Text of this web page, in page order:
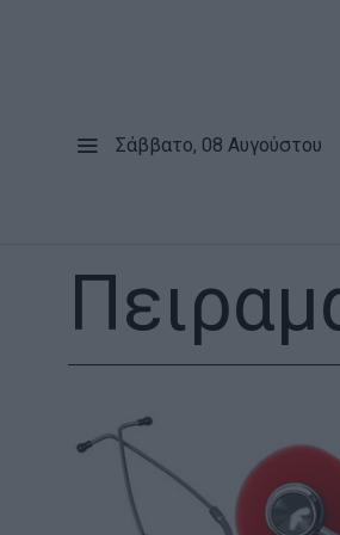
Σάββατο, 08 Αυγούστου